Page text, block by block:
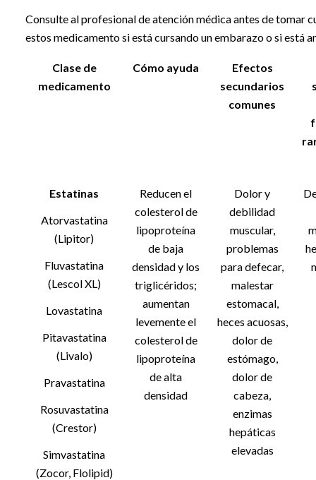
Consulte al profesional de atención médica antes de tomar
estos medicamento si está cursando un embarazo o si está
Clase de
medicamento
Cómo ayuda
Efectos
secundarios
comunes
Estatinas
Atorvastatina
(Lipitor)
Fluvastatina
(Lescol XL)
Lovastatina
Pitavastatina
(Livalo)
Pravastatina
Rosuvastatina
(Crestor)
Simvastatina
(Zocor, Flolipid)
Reducen el
colesterol de
lipoproteína
de baja
densidad y los
triglicéridos;
aumentan
levemente el
colesterol de
lipoproteína
de alta
densidad
Dolor y
debilidad
muscular,
problemas
para defecar,
malestar
estomacal,
heces acuosas,
dolor de
estómago,
dolor de
cabeza,
enzimas
hepáticas
elevadas